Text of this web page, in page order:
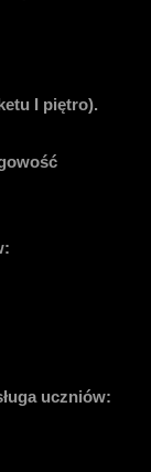
I piętro).
uczniów: